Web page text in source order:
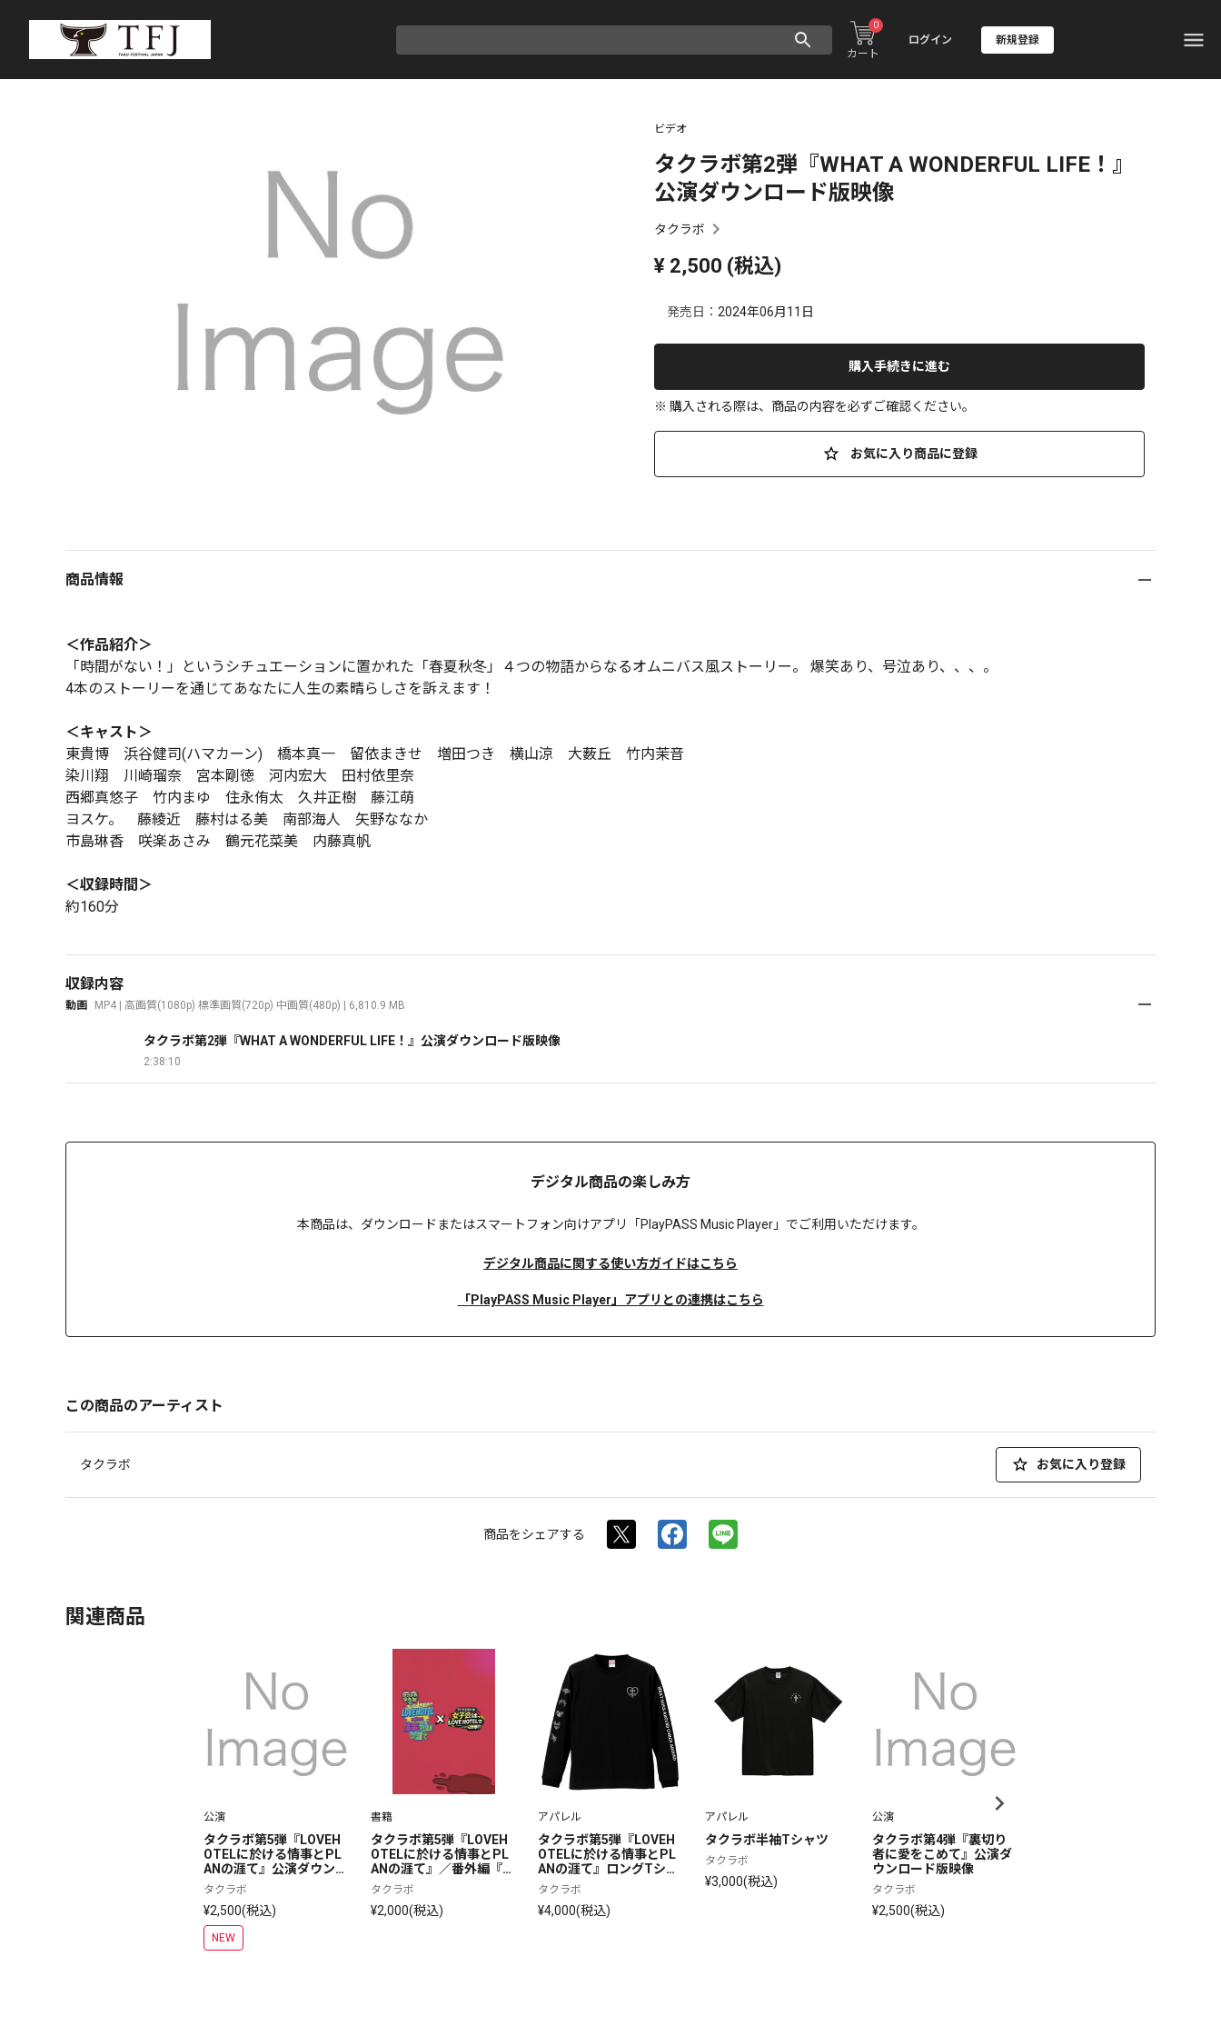
カート
0
ログイン 新規登録
ビデオ
タクラボ第2弾『WHAT A WONDERFUL LIFE！』
公演ダウンロード版映像
タクラボ
¥ 2,500 (税込)
発売日： 2024年06月11日
購入手続きに進む
※ 購入される際は、商品の内容を必ずご確認ください。
お気に入り商品に登録
商品情報
＜作品紹介＞
「時間がない！」というシチュエーションに置かれた「春夏秋冬」４つの物語からなるオムニバス風ストーリー。 爆笑あり、号泣あり、、、。
4本のストーリーを通じてあなたに人生の素晴らしさを訴えます！
＜キャスト＞
東貴博 浜谷健司(ハマカーン) 橋本真一 留依まきせ 増田つき 横山涼 大薮丘 竹内茉音
染川翔 川崎瑠奈 宮本剛徳 河内宏大 田村依里奈
西郷真悠子 竹内まゆ 住永侑太 久井正樹 藤江萌
ヨスケ。 藤綾近 藤村はる美 南部海人 矢野ななか
市島琳香 咲楽あさみ 鶴元花菜美 内藤真帆
＜収録時間＞
約160分
収録内容
動画 MP4 | 高画質(1080p) 標準画質(720p) 中画質(480p) | 6,810.9 MB
タクラボ第2弾『WHAT A WONDERFUL LIFE！』公演ダウンロード版映像
2:38:10
デジタル商品の楽しみ方
本商品は、 ダウンロードまたはスマートフォン向けアプリ「PlayPASS Music Player」でご利用いただけます。
デジタル商品に関する使い方ガイドはこちら
「PlayPASS Music Player」アプリとの連携はこちら
この商品のアーティスト
タクラボ お気に入り登録
商品をシェアする
関連商品
公演
タクラボ第5弾『LOVEH
OTELに於ける情事とPL
ANの涯て』公演ダウンロ
ード版映像
タクラボ
¥2,500(税込)
NEW
書籍
タクラボ第5弾『LOVEH
OTELに於ける情事とPL
ANの涯て』／番外編『女
子会は、LOVEHOTEL
で』公演パンフレット
タクラボ
¥2,000(税込)
アパレル
タクラボ第5弾『LOVEH
OTELに於ける情事とPL
ANの涯て』ロングTシャ
ツ/ブラック
タクラボ
¥4,000(税込)
アパレル
タクラボ半袖Tシャツ
タクラボ
¥3,000(税込)
公演
タクラボ第4弾『裏切り
者に愛をこめて』公演ダ
ウンロード版映像
タクラボ
¥2,500(税込)